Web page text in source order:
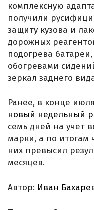
комплексную
получили
защиту кузова и
дорожных
подогрева
обогревами
зеркал заднего
Ранее, в конце
новый недельный
семь дней на учет
марки, а по итогам
них превысил
месяцев.
Автор: Иван